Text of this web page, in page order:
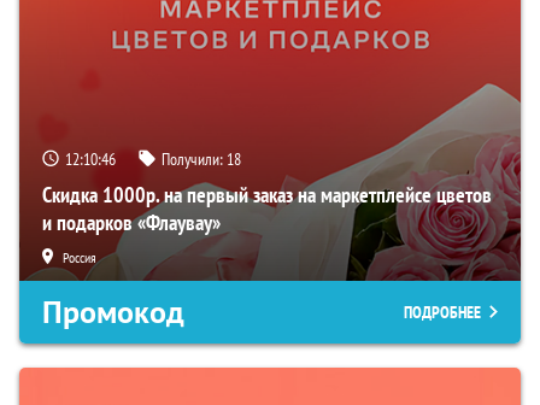
12:10:45 Получили: 18
Скидка 1000р. на первый заказ на маркетплейсе цветов
и подарков «Флаувау»
Россия
Промокод ПОДРОБНЕЕ